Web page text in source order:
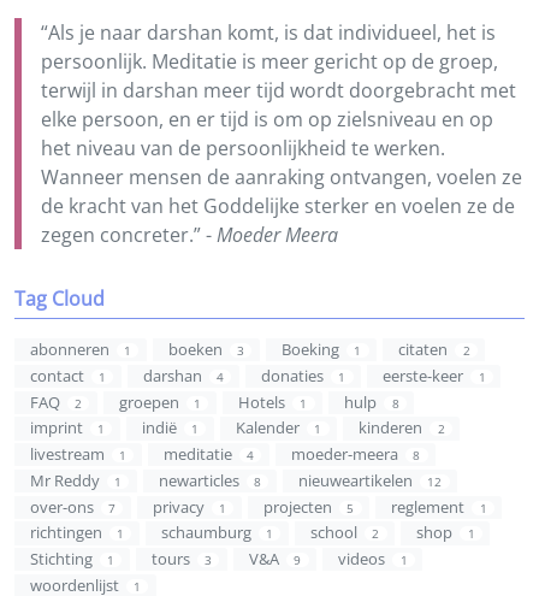
“Als je naar darshan komt, is dat individueel, het is
persoonlijk. Meditatie is meer gericht op de groep,
terwijl in darshan meer tijd wordt doorgebracht met
elke persoon, en er tijd is om op zielsniveau en op
het niveau van de persoonlijkheid te werken.
Wanneer mensen de aanraking ontvangen, voelen ze
de kracht van het Goddelijke sterker en voelen ze de
zegen concreter.” -Moeder Meera
Tag Cloud
abonneren 1 boeken 3 Boeking 1 citaten 2
contact 1 darshan 4 donaties 1 eerste-keer 1
FAQ 2 groepen 1 Hotels 1 hulp 8
imprint 1 indië 1 Kalender 1 kinderen 2
livestream 1 meditatie 4 moeder-meera 8
Mr Reddy 1 newarticles 8 nieuweartikelen 12
over-ons 7 privacy 1 projecten 5 reglement 1
richtingen 1 schaumburg 1 school 2 shop 1
Stichting 1 tours 3 V&A 9 videos 1
woordenlijst 1